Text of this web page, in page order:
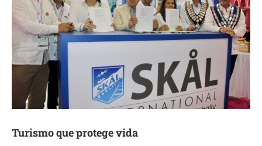
Turismo que protege vida